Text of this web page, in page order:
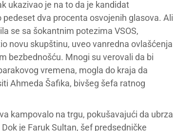
ukazivao je na to da je kandidat
dva procenta osvojenih glasova. Ali
se sa šokantnim potezima VSOS,
novu skupštinu, uveo vanredna ovlašćenja
bezbednošću. Mnogi su verovali da bi
vremena, mogla do kraja da
Ahmeda Šafika, bivšeg šefa ratnog
kampovalo na trgu, pokušavajući da ubrza
je Faruk Sultan, šef predsedničke